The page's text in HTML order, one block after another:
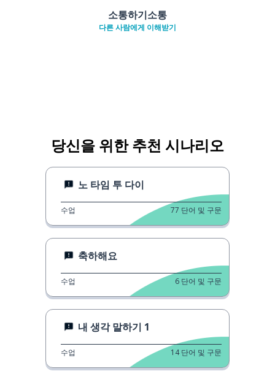
소통하기소통
다른 사람에게 이해받기
당신을 위한 추천 시나리오
노 타임 투 다이
수업 77 단어 및 구문
축하해요
수업 6 단어 및 구문
내 생각 말하기 1
수업 14 단어 및 구문